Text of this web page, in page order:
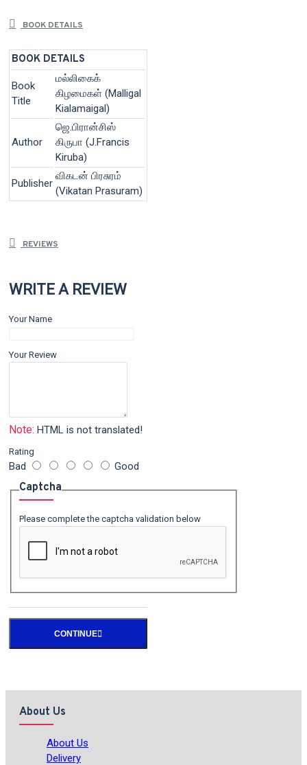
BOOK DETAILS
BOOK DETAILS
Book
Title
மல்லிகைக்
கிழமைகள் (Malligal
Kialamaigal)
Author
ஜெ.பிரான்சிஸ்
கிருபா (J.Francis
Kiruba)
Publisher
விகடன் பிரசுரம்
(Vikatan Prasuram)
REVIEWS
WRITE A REVIEW
Your Name
Your Review
Note: HTML is not translated!
Rating
Bad Good
Captcha
Please complete the captcha validation below
CONTINUE
About Us
About Us
Delivery